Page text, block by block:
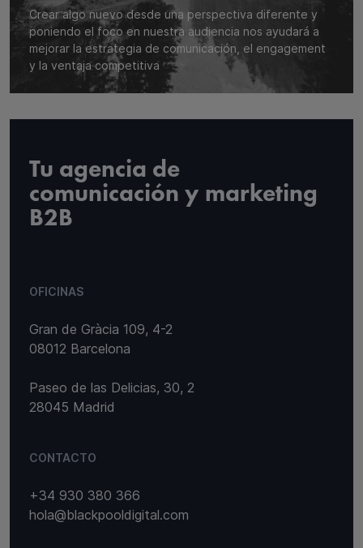
Crear algo nuevo desde una perspectiva diferente y
poniendo el foco en nuestra audiencia nos ayudará a
mejorar la estrategia de comunicación, el engagement
y la ventaja competitiva
Tu agencia de
comunicación y marketing
B2B
OFICINAS
Gran de Gràcia 109, 4-2
08012 Barcelona
Paseo de las Delicias, 30, 2
28045 Madrid
CONTACTO
+34 930 380 366
hola@blackpooldigital.com